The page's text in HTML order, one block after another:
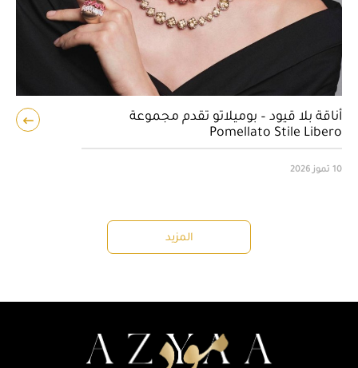
أناقة بلا قيود – بوميلاتو تقدم مجموعة
Pomellato Stile Libero
10 تموز 2026
المزيد